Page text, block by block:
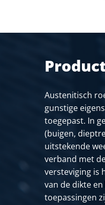
Austenitisch
gunstige
toegepast. In
(buigen,
uitstekende
verband met
versteviging is
van de dikte
toepassingen